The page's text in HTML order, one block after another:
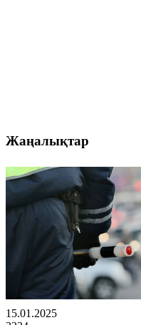
Жаңалықтар
15.01.2025